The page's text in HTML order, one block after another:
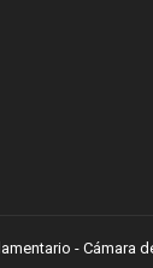
- Cámara